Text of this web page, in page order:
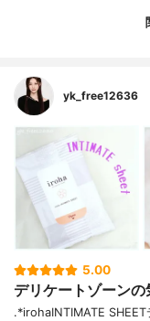
yk_free12636
5.00
デリケートゾーン
︎.*⁡irohaINTIMATE